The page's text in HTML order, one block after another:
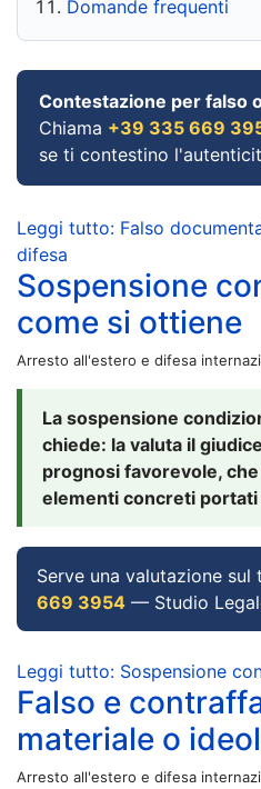
Domande frequenti
Contestazione per falso
Chiama +39 335 669
se ti contestino
Leggi tutto: Falso
difesa
Sospensione
come si ottiene
Arresto all'estero e difesa
La sospensione
chiede: la valuta il
prognosi favorevole,
elementi concreti portati
Serve una valutazione sul
669 3954 — Studio
Leggi tutto: Sospensione
Falso e
materiale o
Arresto all'estero e difesa